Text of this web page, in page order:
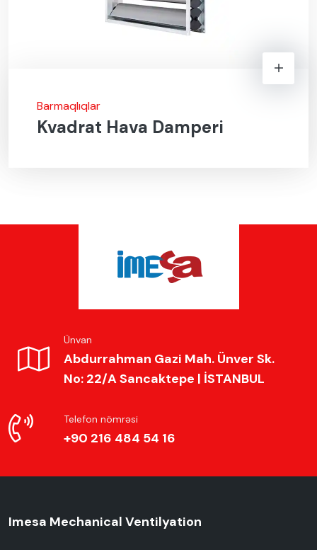
Barmaqlıqlar
Kvadrat Hava Damperi
Telefon nömrəsi
+90 216 484 54 16
Ünvan
Abdurrahman Gazi Mah. Ünver Sk.
No: 22/A Sancaktepe | İSTANBUL
Imesa Mechanical Ventilyation